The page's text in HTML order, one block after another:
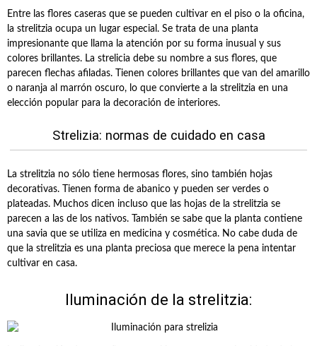
Entre las flores caseras que se pueden cultivar en el piso o la oficina,
la strelitzia ocupa un lugar especial. Se trata de una planta
impresionante que llama la atención por su forma inusual y sus
colores brillantes. La strelicia debe su nombre a sus flores, que
parecen flechas afiladas. Tienen colores brillantes que van del amarillo
o naranja al marrón oscuro, lo que convierte a la strelitzia en una
elección popular para la decoración de interiores.
Strelizia: normas de cuidado en casa
La strelitzia no sólo tiene hermosas flores, sino también hojas
decorativas. Tienen forma de abanico y pueden ser verdes o
plateadas. Muchos dicen incluso que las hojas de la strelitzia se
parecen a las de los nativos. También se sabe que la planta contiene
una savia que se utiliza en medicina y cosmética. No cabe duda de
que la strelitzia es una planta preciosa que merece la pena intentar
cultivar en casa.
Iluminación de la strelitzia: